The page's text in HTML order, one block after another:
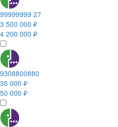
99999999 27
3 500 000 ₽
4 200 000 ₽
9308800880
35 000 ₽
50 000 ₽